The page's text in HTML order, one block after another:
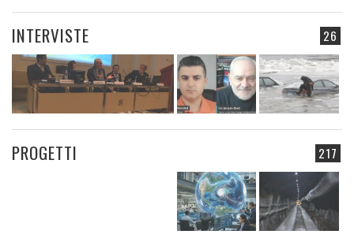
26
INTERVISTE
217
PROGETTI